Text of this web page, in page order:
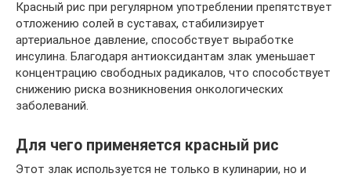
Красный рис при регулярном употреблении препятствует
отложению солей в суставах, стабилизирует
артериальное давление, способствует выработке
инсулина. Благодаря антиоксидантам злак уменьшает
концентрацию свободных радикалов, что способствует
снижению риска возникновения онкологических
заболеваний.
Для чего применяется красный рис
Этот злак используется не только в кулинарии, но и